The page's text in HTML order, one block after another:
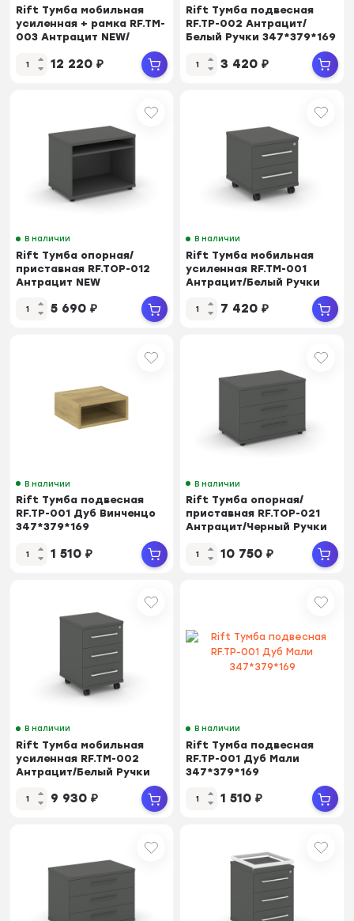
Rift Тумба мобильная
усиленная + рамка RF.TM-
003 Антрацит NEW/
12 220 ₽
Rift Тумба подвесная
RF.TP-002 Антрацит/
Белый Ручки 347*379*169
3 420 ₽
В наличии
Rift Тумба опорная/
приставная RF.TOP-012
Антрацит NEW
5 690 ₽
В наличии
Rift Тумба мобильная
усиленная RF.TM-001
Антрацит/Белый Ручки
7 420 ₽
В наличии
Rift Тумба подвесная
RF.TP-001 Дуб Винченцо
347*379*169
1 510 ₽
В наличии
Rift Тумба опорная/
приставная RF.TOP-021
Антрацит/Черный Ручки
10 750 ₽
В наличии
Rift Тумба мобильная
усиленная RF.TM-002
Антрацит/Белый Ручки
9 930 ₽
В наличии
Rift Тумба подвесная
RF.TP-001 Дуб Мали
347*379*169
1 510 ₽